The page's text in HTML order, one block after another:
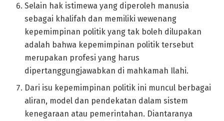
Selain hak istimewa yang diperoleh manusia
sebagai khalifah dan memiliki wewenang
kepemimpinan politik yang tak boleh dilupakan
adalah bahwa kepemimpinan politik tersebut
merupakan profesi yang harus
dipertanggungjawabkan di mahkamah Ilahi.
Dari isu kepemimpinan politik ini muncul berbagai
aliran, model dan pendekatan dalam sistem
kenegaraan atau pemerintahan. Diantaranya